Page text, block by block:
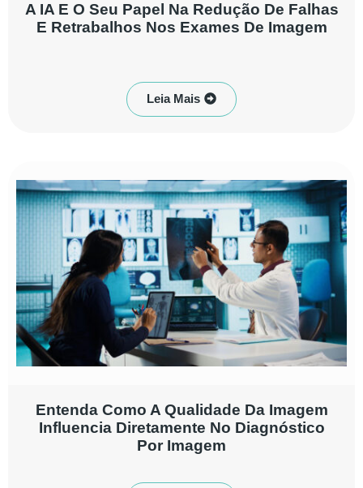
A IA E O Seu Papel Na Redução De Falhas
E Retrabalhos Nos Exames De Imagem
Leia Mais
Entenda Como A Qualidade Da Imagem
Influencia Diretamente No Diagnóstico
Por Imagem